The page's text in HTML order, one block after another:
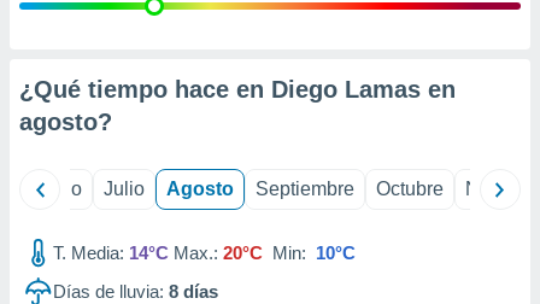
e
mediante
publicidad
de
¿Qué tiempo hace en Diego Lamas en
agosto?
Junio Julio Agosto Septiembre Octubre
T. Media: 14°C Max.: 20°C Min: 10°C
Días de lluvia: 8 días